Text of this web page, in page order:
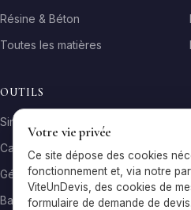
Résine & Béton
Toutes les matières
OUTILS
Simulateur matière
Calculateur surface
Générateur galerie
Baromètre de prix
Votre vie privée
Ce site dépose des cookies
fonctionnement et, via notre
ViteUnDevis, des cookies de
formulaire de demande de